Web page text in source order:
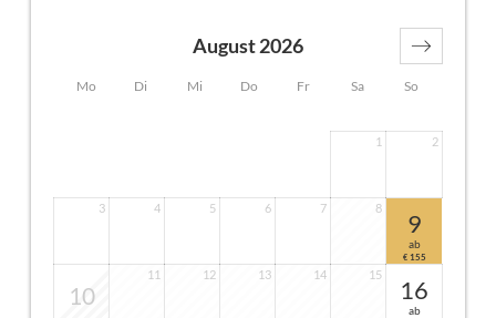
Mo Di Mi Do Fr Sa So
August 2026
1 2
3 4 5 6 7 8
9
ab
€ 155
10
11 12 13 14 15
16
ab